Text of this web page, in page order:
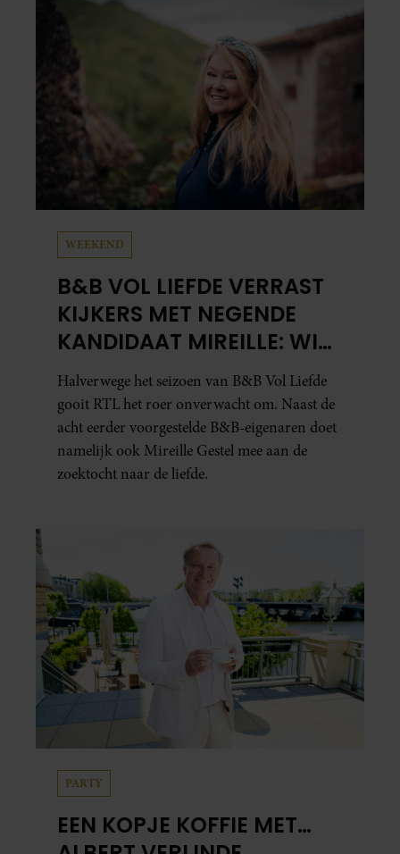
WEEKEND
B&B VOL LIEFDE VERRAST
KIJKERS MET NEGENDE
KANDIDAAT MIREILLE: WIE
IS ZIJ EIGENLIJK?
Halverwege het seizoen van B&B Vol Liefde
gooit RTL het roer onverwacht om. Naast de
acht eerder voorgestelde B&B-eigenaren doet
namelijk ook Mireille Gestel mee aan de
zoektocht naar de liefde.
PARTY
EEN KOPJE KOFFIE MET…